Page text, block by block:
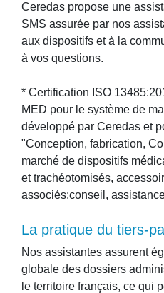
Ceredas propose une
SMS assurée par nos
aux dispositifs et à la
à vos questions.
* Certification ISO
MED pour le système de
développé par Ceredas et
"Conception, fabrication,
marché de dispositifs
et trachéotomisés,
associés:conseil,
la pratique du tiers-
Nos assistantes assurent
globale des dossiers
le territoire français, ce qui